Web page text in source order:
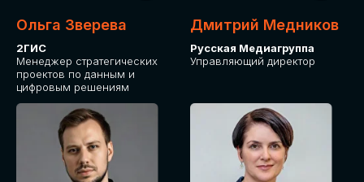
Ольга Зверева
2ГИС
Менеджер стратегических
проектов по данным и
цифровым решениям
Дмитрий Медников
Русская Медиагруппа
Управляющий директор